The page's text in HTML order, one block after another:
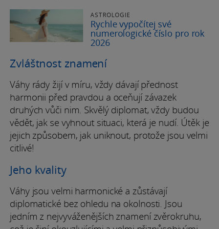
ASTROLOGIE
Rychle vypočítej své
numerologické číslo pro rok
2026
Zvláštnost znamení
Váhy rády žijí v míru, vždy dávají přednost
harmonii před pravdou a oceňují závazek
druhých vůči nim. Skvělý diplomat, vždy budou
vědět, jak se vyhnout situaci, která je nudí. Útěk je
jejich způsobem, jak uniknout, protože jsou velmi
citlivé!
Jeho kvality
Váhy jsou velmi harmonické a zůstávají
diplomatické bez ohledu na okolnosti. Jsou
jedním z nejvyváženějších znamení zvěrokruhu,